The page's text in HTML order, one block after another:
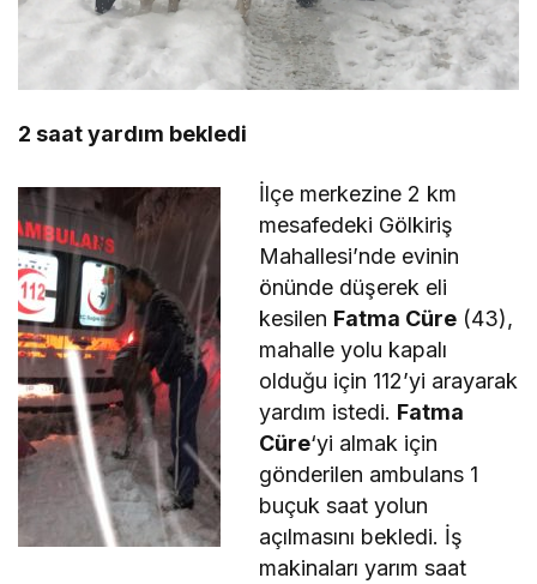
2 saat yardım bekledi
İlçe merkezine 2 km
mesafedeki Gölkiriş
Mahallesi’nde evinin
önünde düşerek eli
kesilen Fatma Cüre(43),
mahalle yolu kapalı
olduğu için 112’yi arayarak
yardım istedi. Fatma
Cüre‘yi almak için
gönderilen ambulans 1
buçuk saat yolun
açılmasını bekledi. İş
makinaları yarım saat